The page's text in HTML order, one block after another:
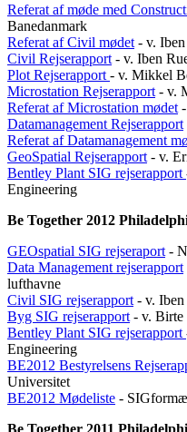
Referat af møde med
Banedanmark
Referat af Civil mødet - v.
Civil Rejserapport - v. Iben
Plot Rejserapport - v. Mikkel
Microstation Rejserapport - v.
Referat af Microstation mødet
Datamanagement Rejserapport
Referat af Datamanagement
GeoSpatial Rejserapport - v.
Bentley Plant SIG rejserapport
Engineering
Be Together 2012
GEOspatial SIG rejseraport -
Data Management rejserapport
lufthavne
Civil SIG rejserapport - v.
Byg SIG rejserapport - v. Birte
Bentley Plant SIG rejserapport
Engineering
BE2012 Bestyrelsens
Universitet
BE2012 Mødeliste -
Be Together 2011